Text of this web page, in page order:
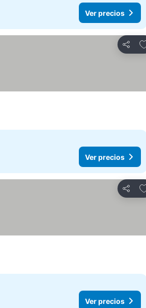
Ver precios
Ver precios
Ver precios